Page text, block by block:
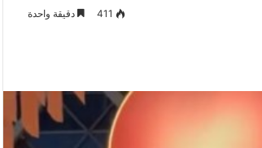
411 دقيقة واحدة